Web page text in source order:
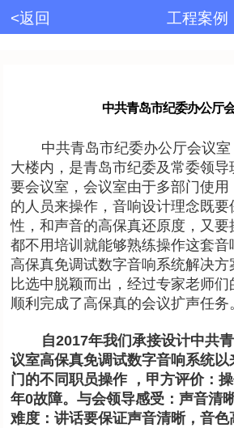
<返回 工程案例
中共青岛市纪委办公厅
中共青岛市纪委办公厅会议
大楼内，是青岛市纪委及常委领
要会议室，会议室由于多部门使用
的人员来操作，音响设计理念既要
性，和声音的高保真还原度，又要
都不用培训就能够熟练操作这套
高保真免调试数字音响系统解决
比选中脱颖而出，经过专家老师
顺利完成了高保真的会议扩声任务
自2017年我们承接设计中共
议室高保真免调试数字音响系统
门的不同职员操作 ，甲方评价：
年0故障。与会领导感受：声音清
难度：讲话要保证声音清晰，音